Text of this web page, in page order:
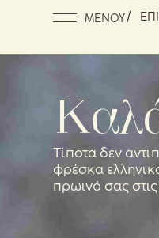
MEΝΟΥ
Τίποτα δεν
φρέσκα
πρωινό σας